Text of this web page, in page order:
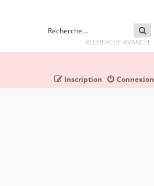
RECHERCHE AVANCÉE
Connexion
Inscription